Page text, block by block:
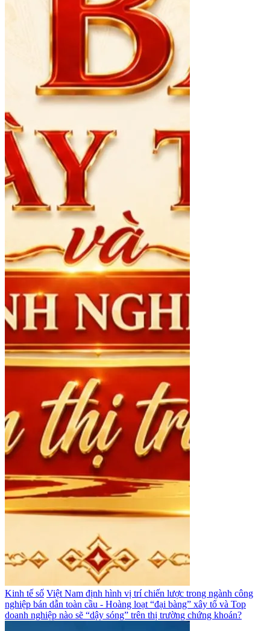
Kinh tế số Việt Nam định hình vị trí chiến lược trong ngành công
nghiệp bán dẫn toàn cầu - Hoàng loạt “đại bàng” xây tổ và Top
doanh nghiệp nào sẽ “dậy sóng” trên thị trường chứng khoán?